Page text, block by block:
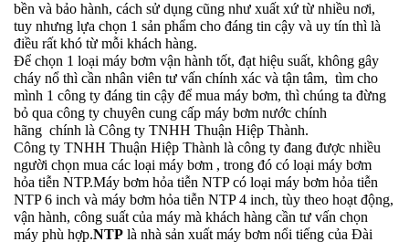
bền và bảo hành, cách sử dụng cũng như xuất xứ từ nhiều nơi,
tuy nhưng lựa chọn 1 sản phẩm cho đáng tin cậy và uy tín thì là
điều rất khó từ mỗi khách hàng.
Để chọn 1 loại máy bơm vận hành tốt, đạt hiệu suất, không gây
cháy nổ thì cần nhân viên tư vấn chính xác và tận tâm, tìm cho
mình 1 công ty đáng tin cậy để mua máy bơm, thì chúng ta đừng
bỏ qua công ty chuyên cung cấp máy bơm nước chính
hãng chính là Công ty TNHH Thuận Hiệp Thành.
Công ty TNHH Thuận Hiệp Thành là công ty đang được nhiều
người chọn mua các loại máy bơm , trong đó có loại máy bơm
hỏa tiễn NTP.Máy bơm hỏa tiễn NTP có loại máy bơm hỏa tiễn
NTP 6 inch và máy bơm hỏa tiễn NTP 4 inch, tùy theo hoạt động,
vận hành, công suất của máy mà khách hàng cần tư vấn chọn
máy phù hợp.NTP là nhà sản xuất máy bơm nổi tiếng của Đài